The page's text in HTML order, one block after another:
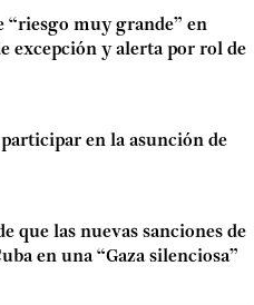
muy grande” en
excepción y alerta por rol de
en la asunción de
que las nuevas sanciones de
en una “Gaza silenciosa”